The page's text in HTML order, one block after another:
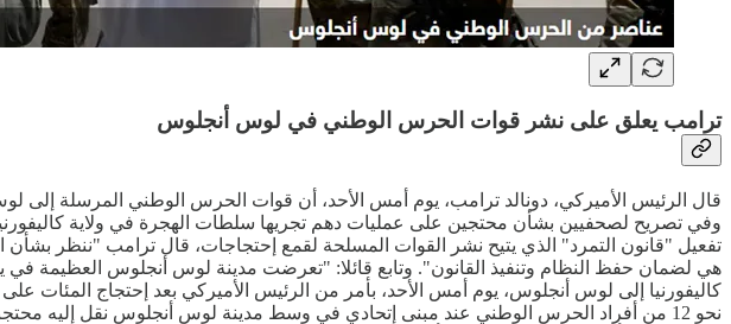
ترامب يعلق على نشر قوات الحرس الوطني في لوس أنجلوس
قال الرئيس الأميركي، دونالد ترامب، يوم أمس الأحد، أن قوات الحرس الوطني المرسلة إلى
وفي تصريح لصحفيين بشأن محتجين على عمليات دهم تجريها سلطات الهجرة في ولاية
تفعيل "قانون التمرد" الذي يتيح نشر القوات المسلحة لقمع إحتجاجات، قال ترامب "ننظر
هي لضمان حفظ النظام وتنفيذ القانون". وتابع قائلا: "تعرضت مدينة لوس أنجلوس العظيمة
كاليفورنيا إلى لوس أنجلوس، يوم أمس الأحد، بأمر من الرئيس الأميركي بعد إحتجاج
نحو 12 من أفراد الحرس الوطني عند مبنى إتحادي في وسط مدينة لوس أنجلوس نقل إليه